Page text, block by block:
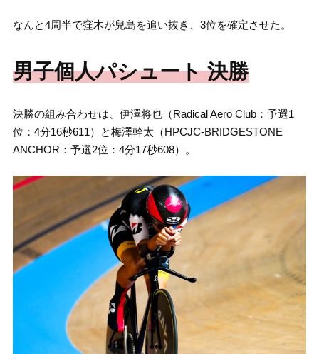
なんと4周半で窪木が兒島を追い抜き、3位を確定させた。
男子個人パシュート 決勝
決勝の組み合わせは、伊澤将也（Radical Aero Club：予選1
位：4分16秒611）と梅澤幹太（HPCJC-BRIDGESTONE
ANCHOR：予選2位：4分17秒608）。